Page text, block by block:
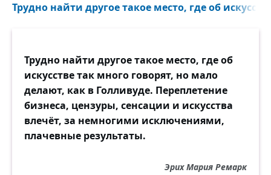
Трудно найти другое такое место, где об
Трудно найти другое такое место, где об
искусстве так много говорят, но мало
делают, как в Голливуде. Переплетение
бизнеса, цензуры, сенсации и искусства
влечёт, за немногими исключениями,
плачевные результаты.
Эрих Мария Ремарк